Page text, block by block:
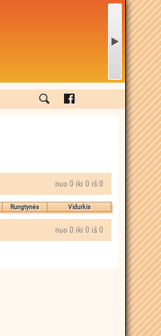
nuo 0 iki 0 iš 0
Rungtynės Vidurkis
nuo 0 iki 0 iš 0